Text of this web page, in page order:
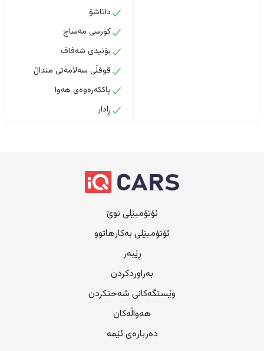
داتاشۆ
کورسی مەساج
بۆنیدی شەفاف
قوفڵی سەلامەتی منداڵ
پاککەرەوەی هەوا
ڕادار
ئۆتۆمبێلی نوێ
ئۆتۆمبێلی بەکارهاتوو
ڕێبەر
بەراوردکردن
وێستگەکانی شەحنکردن
هەواڵەکان
دەربارەی ئێمە